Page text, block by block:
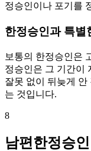
정승인이나 포기를
한정승인과 특별
보통의 한정승인은
정승인은 그 기간이
잘못 없이 뒤늦게 안
는 것입니다.
8
남편한정승